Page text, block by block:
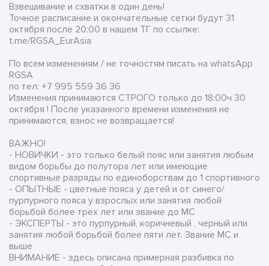
Взвешивание и схватки в один день!
Точное расписание и окончательные сетки будут 31
октября после 20:00 в нашем ТГ по ссылке:
t.me/RGSA_EurAsia
По всем изменениям / не точностям писать на whatsApp
RGSA
по тел: +7 995 559 36 36
Изменения принимаются СТРОГО только до 18:00ч 30
октября ! После указанного времени изменения не
принимаются, взнос не возвращается!
ВАЖНО!
- НОВИЧКИ - это только белый пояс или занятия любым
видом борьбы до полутора лет или имеющие
спортивные разряды по единоборствам до 1 спортивного
- ОПЫТНЫЕ - цветные пояса у детей и от синего/
пурпурного пояса у взрослых или занятия любой
борьбой более трёх лет или звание до МС
- ЭКСПЕРТЫ - это пурпурный, коричневый , черный или
занятия любой борьбой более пяти лет. Звание МС и
выше
ВНИМАНИЕ - здесь описана примерная разбивка по